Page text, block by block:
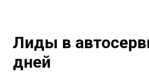
Лиды в
дней